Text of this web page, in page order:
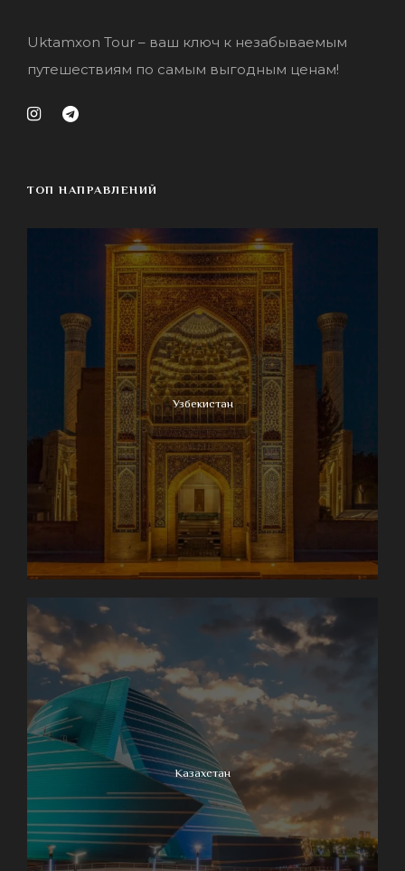
Uktamxon Tour – ваш ключ к незабываемым
путешествиям по самым выгодным ценам!
ТОП НАПРАВЛЕНИЙ
Узбекистан
Казахстан